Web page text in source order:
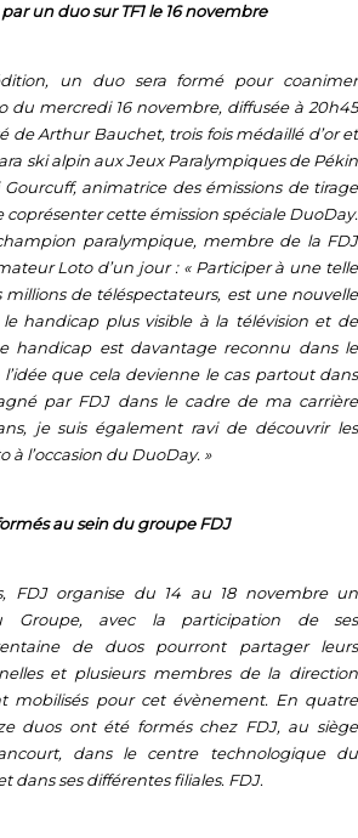
un duo sur TF1 le 16 novembre
un duo sera formé pour coanimer
du mercredi 16 novembre, diffusée à 20h45
de Arthur Bauchet, trois fois médaillé d’or et
ski alpin aux Jeux Paralympiques de Pékin
animatrice des émissions de tirage
coprésenter cette émission spéciale DuoDay.
paralympique, membre de la FDJ
Loto d’un jour : « Participer à une telle
millions de téléspectateurs, est une nouvelle
handicap plus visible à la télévision et de
handicap est davantage reconnu dans le
que cela devienne le cas partout dans
par FDJ dans le cadre de ma carrière
je suis également ravi de découvrir les
à l’occasion du DuoDay. »
au sein du groupe FDJ
FDJ organise du 14 au 18 novembre un
Groupe, avec la participation de ses
de duos pourront partager leurs
et plusieurs membres de la direction
mobilisés pour cet évènement. En quatre
duos ont été formés chez FDJ, au siège
dans le centre technologique du
dans ses différentes filiales. FDJ.